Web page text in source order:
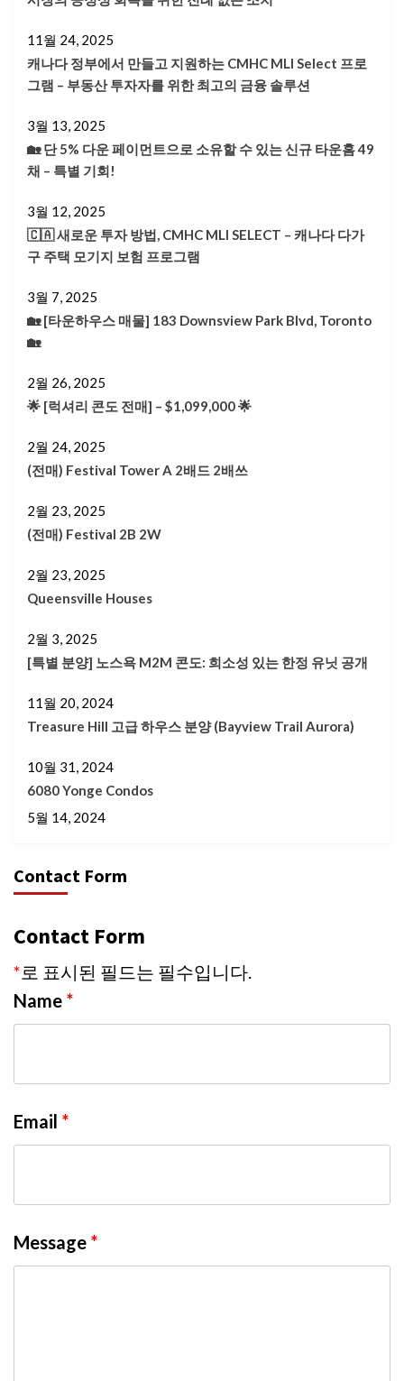
11월 24, 2025
캐나다 정부에서 만들고 지원하는 CMHC MLI Select 프로
그램 – 부동산 투자자를 위한 최고의 금융 솔루션
3월 13, 2025
🏡 단 5% 다운 페이먼트으로 소유할 수 있는 신규 타운홈 49
채 – 특별 기회!
3월 12, 2025
🇨🇦 새로운 투자 방법, CMHC MLI SELECT – 캐나다 다가
구 주택 모기지 보험 프로그램
3월 7, 2025
🏡 [타운하우스 매물] 183 Downsview Park Blvd, Toronto
🏡
2월 26, 2025
🌟 [럭셔리 콘도 전매] – $1,099,000 🌟
2월 24, 2025
(전매) Festival Tower A 2배드 2배쓰
2월 23, 2025
(전매) Festival 2B 2W
2월 23, 2025
Queensville Houses
2월 3, 2025
[특별 분양] 노스욕 M2M 콘도: 희소성 있는 한정 유닛 공개
11월 20, 2024
Treasure Hill 고급 하우스 분양 (Bayview Trail Aurora)
10월 31, 2024
6080 Yonge Condos
5월 14, 2024
Contact Form
Contact Form
*로 표시된 필드는 필수입니다.
Name *
Email *
Message *